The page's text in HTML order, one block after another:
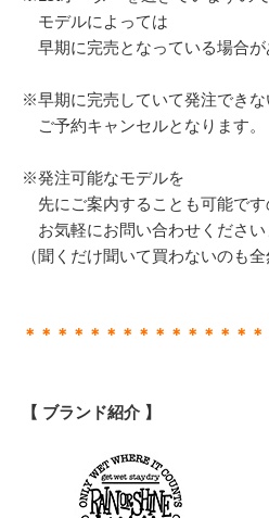
モデルによっては
早期に完売となっている場合が
※早期に完売していて発注できな
ご予約キャンセルとなります。
※発注可能なモデルを
先にご案内することも可能です
お気軽にお問い合わせください
（聞くだけ聞いて買わないのも全
＊＊＊＊＊＊＊＊＊＊＊＊＊＊＊
【 ブランド紹介 】